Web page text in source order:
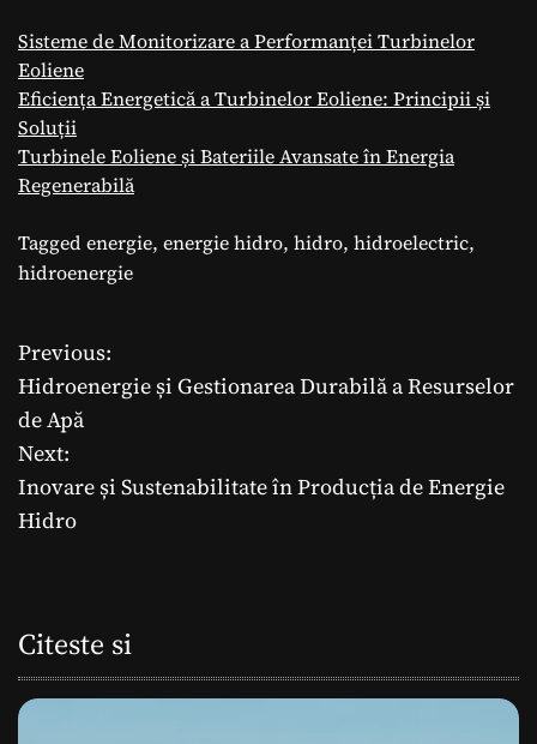
Sisteme de Monitorizare a Performanței Turbinelor
Eoliene
Eficiența Energetică a Turbinelor Eoliene: Principii și
Soluții
Turbinele Eoliene și Bateriile Avansate în Energia
Regenerabilă
Tagged energie, energie hidro, hidro, hidroelectric,
hidroenergie
N
a
v
i
r
e
Previous:
Hidroenergie și Gestionarea Durabilă a Resurselor
de Apă
Next:
Inovare și Sustenabilitate în Producția de Energie
Hidro
Citeste si